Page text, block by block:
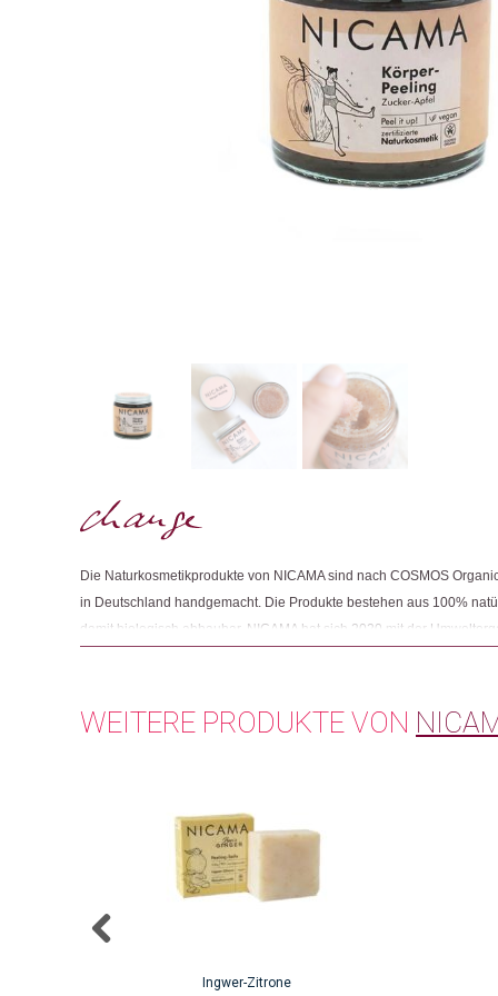
Die Naturkosmetikprodukte von NICAMA sind nach COSMOS
in Deutschland handgemacht. Die Produkte bestehen aus 100%
damit biologisch abbaubar. NICAMA hat sich 2020 mit der
WEITERE PRODUKTE VON
Ingwer-Zitrone